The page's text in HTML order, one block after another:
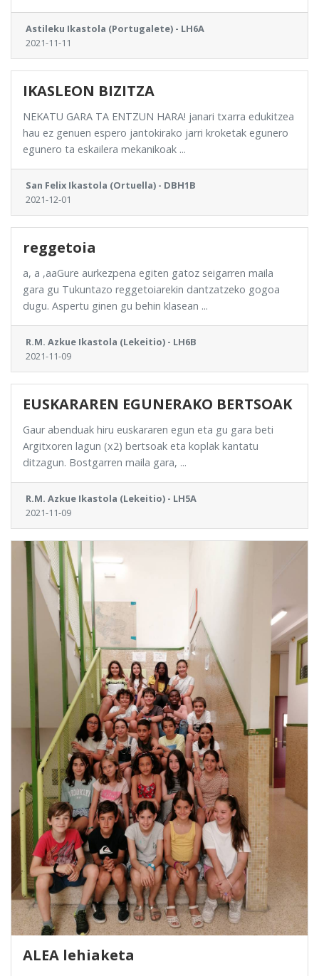
Astileku Ikastola (Portugalete) - LH6A
2021-11-11
IKASLEON BIZITZA
NEKATU GARA TA ENTZUN HARA! janari txarra edukitzea
hau ez genuen espero jantokirako jarri kroketak egunero
egunero ta eskailera mekanikoak ...
San Felix Ikastola (Ortuella) - DBH1B
2021-12-01
reggetoia
a, a ,aaGure aurkezpena egiten gatoz seigarren maila
gara gu Tukuntazo reggetoiarekin dantzatzeko gogoa
dugu. Aspertu ginen gu behin klasean ...
R.M. Azkue Ikastola (Lekeitio) - LH6B
2021-11-09
EUSKARAREN EGUNERAKO BERTSOAK
Gaur abenduak hiru euskararen egun eta gu gara beti
Argitxoren lagun (x2) bertsoak eta koplak kantatu
ditzagun. Bostgarren maila gara, ...
R.M. Azkue Ikastola (Lekeitio) - LH5A
2021-11-09
ALEA lehiaketa